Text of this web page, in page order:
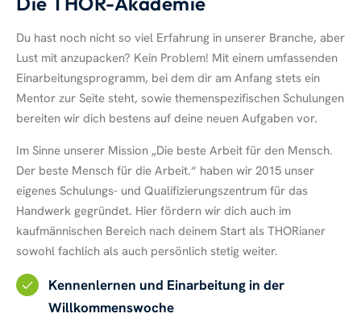
Du hast noch nicht so viel Erfahrung in unserer Branche, aber
Lust mit anzupacken? Kein Problem! Mit einem umfassenden
Einarbeitungsprogramm, bei dem dir am Anfang stets ein
Mentor zur Seite steht, sowie themenspezifischen Schulungen
bereiten wir dich bestens auf deine neuen Aufgaben vor.
Im Sinne unserer Mission „Die beste Arbeit für den Mensch.
Der beste Mensch für die Arbeit.“ haben wir 2015 unser
eigenes Schulungs- und Qualifizierungszentrum für das
Handwerk gegründet. Hier fördern wir dich auch im
kaufmännischen Bereich nach deinem Start als THORianer
sowohl fachlich als auch persönlich stetig weiter.
Kennenlernen und Einarbeitung in der
Willkommenswoche